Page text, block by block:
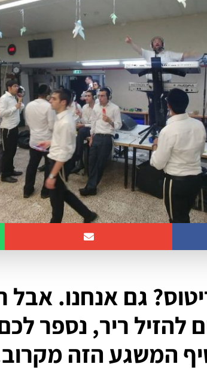
גם אנחנו. אבל
ריר, נספר לכם
המשגע הזה